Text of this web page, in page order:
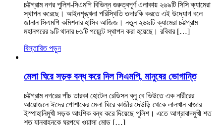
চট্টগ্রাম নগর পুলিশ-সিএমপি বিভিন্ন গুরুত্বপূর্ণ এলাকায় ২৬৯টি সিসি ক্যামেরা
স্থাপন করেছে। আইনশৃঙ্খলা পরিস্থিতি তদারকি করতে এই উদ্যোগ বলে
জানান সিএমপি কমিশনার হাসিব আজিজ। নতুন ২৬৯টি ক্যামেরা চট্টগ্রাম
মহানগরের ৯টি থানার ৮১টি পয়েন্টে স্থাপন করা হয়েছে। রবিবার […]
বিস্তারিত পড়ুন
মেলা ঘিরে সড়ক বন্ধ করে দিল সিএমপি, মানুষের ভোগান্তি
চট্টগ্রাম নগরের পাঁচ তারকা হোটেল রেডিসন ব্লু বে ভিউতে এক নারীরের
আয়োজনে ঈদের পোশাকের মেলা ঘিরে কাজীর দেউড়ি থেকে লালখান বাজার
ইস্পাহানিমুখী সড়ক আংশিক বন্ধ করে দিয়েছে পুলিশ। এতে আগ্রাবাদমুখী শত
শত যানবাহনকে ঘুরপথে ওয়াসা মোড় […]